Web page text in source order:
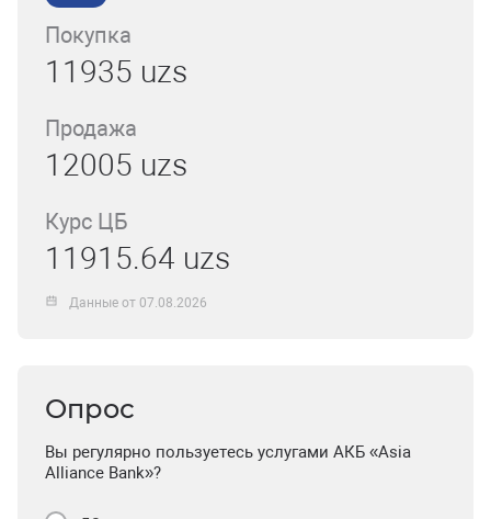
Покупка
11935 uzs
Продажа
12005 uzs
Курс ЦБ
11915.64 uzs
Данные от 07.08.2026
Опрос
Вы регулярно пользуетесь услугами АКБ «Asia
Alliance Bank»?